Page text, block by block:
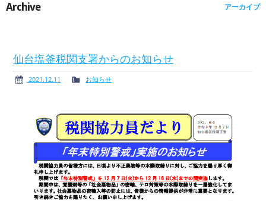
サービス案内 イベント情報
Archive アーカイブ
仙台塩釜税関支署からのお知らせ
2021.12.11 お知らせ